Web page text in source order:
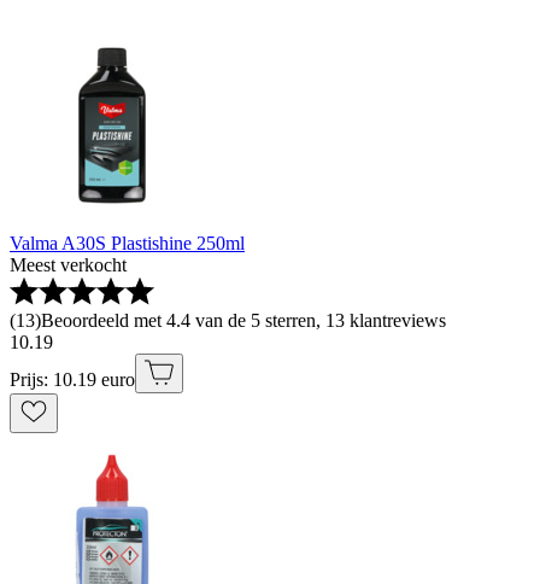
Valma A30S Plastishine 250ml
Meest verkocht
(13)Beoordeeld met 4.4 van de 5 sterren, 13 klantreviews
10.19
Prijs: 10.19 euro